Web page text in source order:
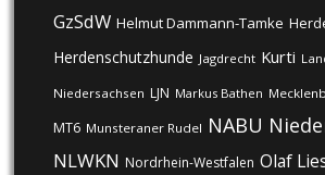
GzSdW Helmut Dammann-Tamke
Herdenschutzhunde Jagdrecht Kurti
Niedersachsen LJN Markus Bathen
MT6 Munsteraner Rudel NABU
NLWKN Nordrhein-Westfalen Olaf